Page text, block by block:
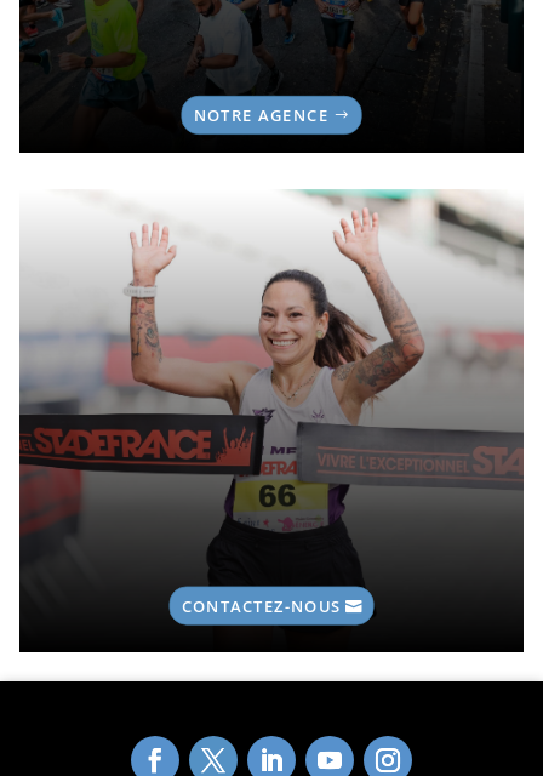
NOTRE AGENCE
CONTACTEZ-NOUS